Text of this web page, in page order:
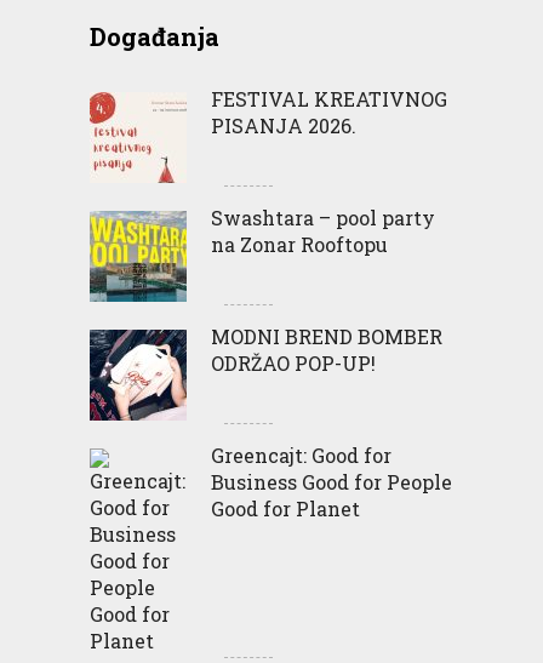
Događanja
FESTIVAL KREATIVNOG
PISANJA 2026.
Swashtara – pool party
na Zonar Rooftopu
MODNI BREND BOMBER
ODRŽAO POP-UP!
Greencajt: Good for
Business Good for People
Good for Planet